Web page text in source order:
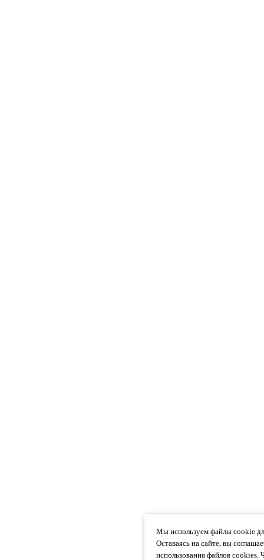
Мы используем файлы cookie
Оставаясь на сайте, вы
использования файлов cookies.